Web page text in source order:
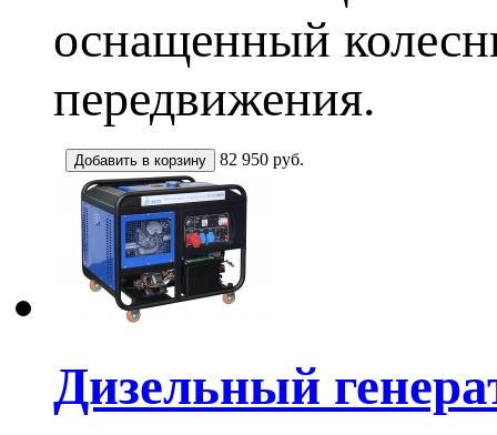
оснащенный
передвижения.
82 950 руб.
Дизельный